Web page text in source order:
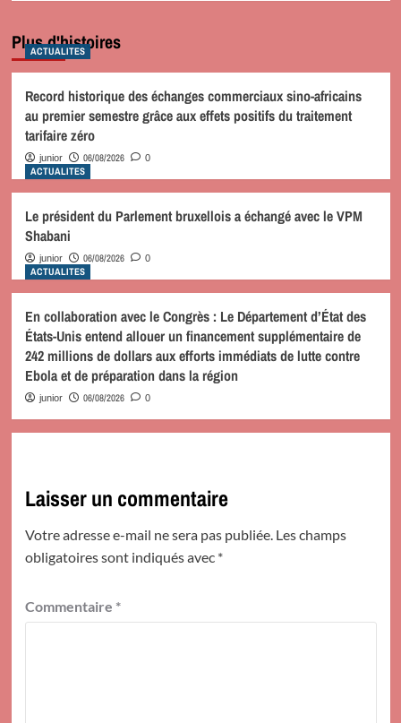
Plus d'histoires
ACTUALITES
Record historique des échanges commerciaux sino-africains
au premier semestre grâce aux effets positifs du traitement
tarifaire zéro
junior 06/08/2026 0
ACTUALITES
Le président du Parlement bruxellois a échangé avec le VPM
Shabani
junior 06/08/2026 0
ACTUALITES
En collaboration avec le Congrès : Le Département d’État des
États-Unis entend allouer un financement supplémentaire de
242 millions de dollars aux efforts immédiats de lutte contre
Ebola et de préparation dans la région
junior 06/08/2026 0
Laisser un commentaire
Votre adresse e-mail ne sera pas publiée. Les champs
obligatoires sont indiqués avec *
Commentaire *